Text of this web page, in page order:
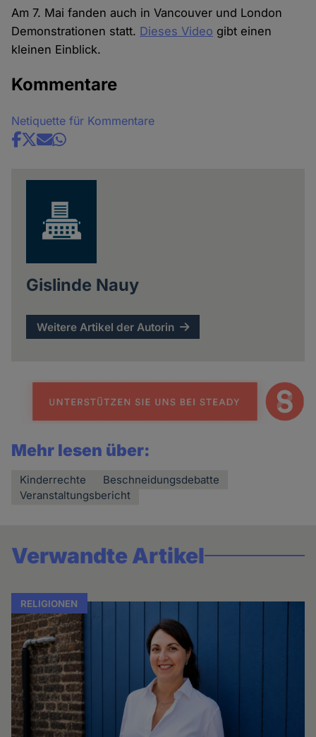
Am 7. Mai fanden auch in Vancouver und London
Demonstrationen statt. Dieses Video gibt einen
kleinen Einblick.
Kommentare
Netiquette für Kommentare
Share
Gislinde Nauy
Weitere Artikel der Autorin
Mehr lesen über:
Kinderrechte
Beschneidungsdebatte
Veranstaltungsbericht
Verwandte Artikel
RELIGIONEN